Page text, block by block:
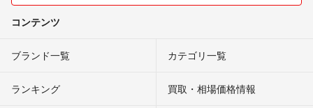
コンテンツ
ブランド一覧 カテゴリ一覧
ランキング 買取・相場価格情報